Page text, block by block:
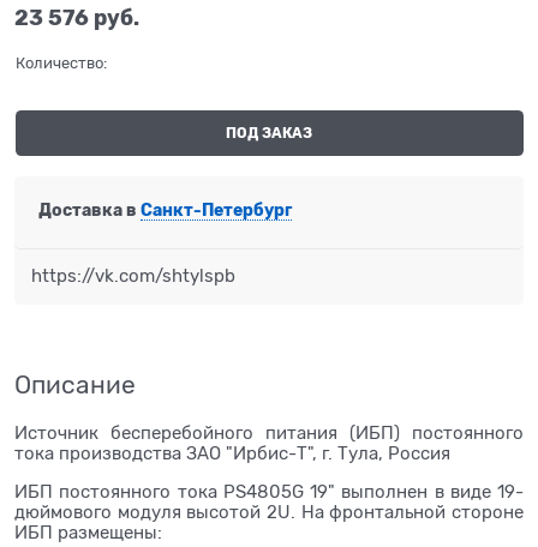
23 576 руб.
Количество:
ПОД ЗАКАЗ
Доставка в Санкт-Петербург
https://vk.com/shtylspb
Описание
Источник бесперебойного питания (ИБП) постоянного
тока производства ЗАО "Ирбис-Т", г. Тула, Россия
ИБП постоянного тока PS4805G 19" выполнен в виде 19-
дюймового модуля высотой 2U. На фронтальной стороне
ИБП размещены: